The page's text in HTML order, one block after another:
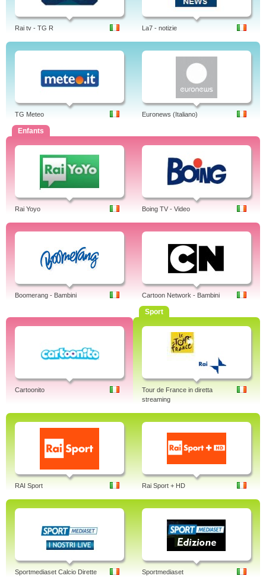
Rai tv - TG R La7 - notizie
TG Meteo Euronews (Italiano)
Enfants
Rai Yoyo Boing TV - Video
Boomerang - Bambini Cartoon Network - Bambini
Cartoonito
Sport
Tour de France in diretta
streaming
RAI Sport Rai Sport + HD
Sportmediaset Calcio Dirette Sportmediaset